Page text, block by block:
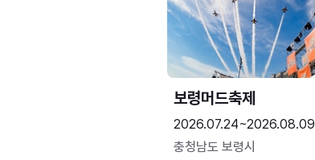
보령머드축제
2026.07.24~2026.08.09
충청남도 보령시